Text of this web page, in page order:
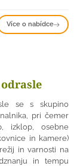
Více o nabídce
se s skupino
pri čemer
izklop, osebne
in kamere)
in varnosti na
in tempu